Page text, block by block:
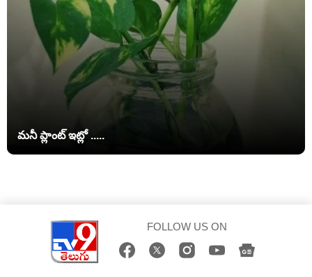
మనీ ప్లాంట్ ఇట్లో .....
FOLLOW US ON